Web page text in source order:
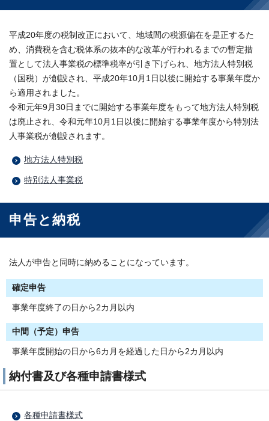
平成20年度の税制改正において、地域間の税源偏在を是正するた
め、消費税を含む税体系の抜本的な改革が行われるまでの暫定措
置として法人事業税の標準税率が引き下げられ、地方法人特別税
（国税）が創設され、平成20年10月1日以後に開始する事業年度か
ら適用されました。
令和元年9月30日までに開始する事業年度をもって地方法人特別税
は廃止され、令和元年10月1日以後に開始する事業年度から特別法
人事業税が創設されます。
地方法人特別税
特別法人事業税
申告と納税
法人が申告と同時に納めることになっています。
確定申告
事業年度終了の日から2カ月以内
中間（予定）申告
事業年度開始の日から6カ月を経過した日から2カ月以内
納付書及び各種申請書様式
各種申請書様式